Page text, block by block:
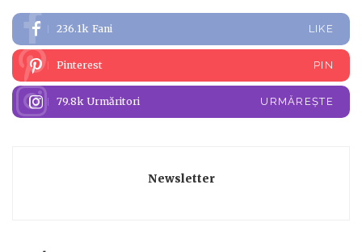
236.1k Fani LIKE
Pinterest PIN
79.8k Urmăritori URMĂREȘTE
Newsletter